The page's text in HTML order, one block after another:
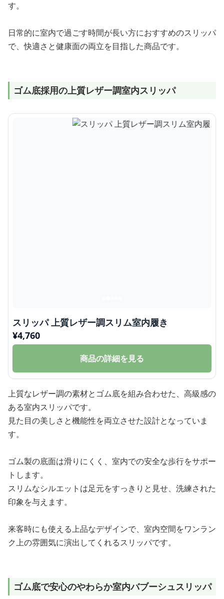
す。
日常的に室内で過ごす時間が長い方におすすめのスリッパ
で、快適さと健康面の両立を目指した商品です。
ゴム底採用の上質レザー調室内スリッパ
スリッパ 上質レザー調スリム室内履き
¥4,760
商品の詳細を見る
上質なレザー調の素材とゴム底を組み合わせた、高級感の
ある室内スリッパです。
見た目の美しさと機能性を両立させた設計となっていま
す。
ゴム製の底面は滑りにくく、室内での安全な歩行をサポー
トします。
スリムなシルエットは足元をすっきりと見せ、洗練された
印象を与えます。
来客時にも使える上品なデザインで、室内空間をワンラン
ク上の雰囲気に演出してくれるスリッパです。
ゴム底で安心のやわらか室内バブーシュスリッパ